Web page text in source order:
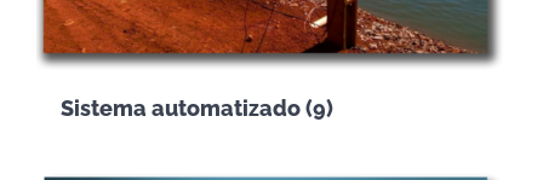
Sistema automatizado(9)